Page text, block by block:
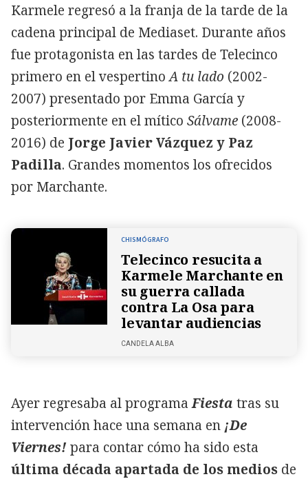
Karmele regresó a la franja de la tarde de la
cadena principal de Mediaset. Durante años
fue protagonista en las tardes de Telecinco
primero en el vespertinoA tu lado (2002-
2007) presentado por Emma García y
posteriormente en el mítico Sálvame (2008-
2016) de Jorge Javier Vázquez y Paz
Padilla. Grandes momentos los ofrecidos
por Marchante.
CHISMÓGRAFO
Telecinco resucita a
Karmele Marchante en
su guerra callada
contra La Osa para
levantar audiencias
CANDELA ALBA
Ayer regresaba al programaFiesta tras su
intervención hace una semana en ¡De
Viernes!para contar cómo ha sido esta
última década apartada de los medios de